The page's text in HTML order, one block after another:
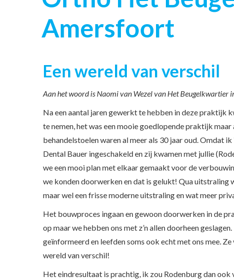
Amersfoort
Een wereld van verschil
Aan het woord is Naomi van Wezel van Het Beugelkwartier
Na een aantal jaren gewerkt te hebben in deze praktijk
te nemen, het was een mooie goedlopende praktijk
behandelstoelen waren al meer als 30 jaar oud. Omdat
Dental Bauer ingeschakeld en zij kwamen met jullie
we een mooi plan met elkaar gemaakt voor de
we konden doorwerken en dat is gelukt! Qua uitstraling
maar wel een frisse moderne uitstraling en wat meer
Het bouwproces ingaan en gewoon doorwerken in de
op maar we hebben ons met z’n allen doorheen
geïnformeerd en leefden soms ook echt met ons mee.
wereld van verschil!
Het eindresultaat is prachtig, ik zou Rodenburg dan ook